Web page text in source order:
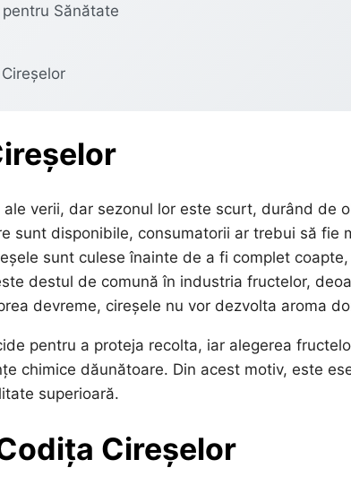
Sănătate
verii, dar sezonul lor este scurt, durând de
sunt disponibile, consumatorii ar trebui să fie
sunt culese înainte de a fi complet
destul de comună în industria fructelor,
devreme, cireșele nu vor dezvolta aroma
pentru a proteja recolta, iar alegerea
chimice dăunătoare. Din acest motiv, este
superioară.
Cireșelor